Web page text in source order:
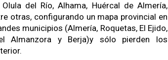
Olula del Río, Alhama, Huércal de Almería,
otras, configurando un mapa provincial en
municipios (Almería, Roquetas, El Ejido,
Almanzora y Berja)y sólo pierden los